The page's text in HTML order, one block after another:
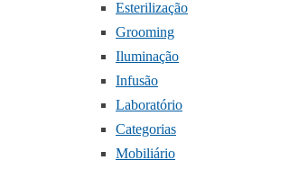
Esterilização
Grooming
Iluminação
Infusão
Laboratório
Categorias
Mobiliário